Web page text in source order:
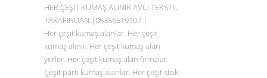
HER ÇEŞİT KUMAŞ ALINIR AVCI TEKSTİL
TARAFINDAN |05356519107 |
Her çeşit kumaş alanlar. Her çeşit
kumaş alınır. Her çeşit kumaş alan
yerler. Her çeşit kumaş alan firmalar.
Çeşit parti kumaş alanlar. Her çeşit stok